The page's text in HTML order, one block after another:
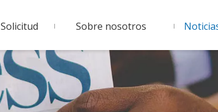
Solicitud Sobre nosotros